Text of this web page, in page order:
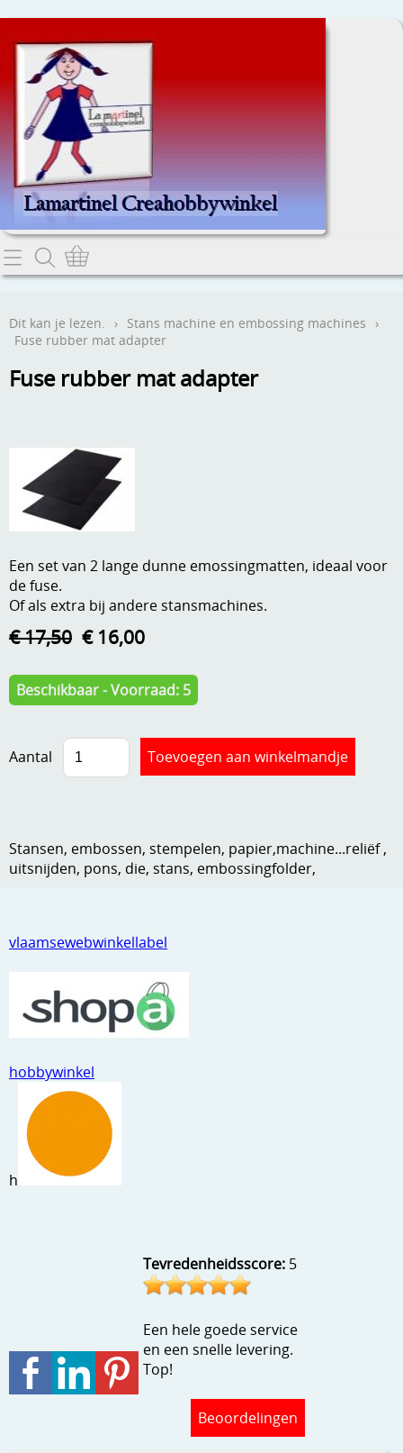
Home
Contact
Webwinkel
Aanbiedingen
Andere
Dies om te stansen
DVD-CD
Embossen
Handige extra's
Hout , MDF, kartonmateriaal, steen
Knipvellen
Merken
Papier en karton
Ribbelaar
Snijmaterialen
Speciaal papier
Template, mask, stencils, grids
Wat nog, een creatief kijkje
Verzend - en verpakkingsk
Mijn account
Info
Anders creatief
vlaamsewebwinkellabel
hobbywinkel
h
Tevredenheidsscore: 5
Een hele goede service
en een snelle levering.
Top!
Beoordelingen
Dit kan je lezen. › Stans machine en embossing machines
›
Fuse rubber mat adapter
Fuse rubber mat adapter
Een set van 2 lange dunne emossingmatten, ideaal voor
de fuse.
Of als extra bij andere stansmachines.
€ 17,50 € 16,00
Beschikbaar - Voorraad: 5
Aantal
Stansen, embossen, stempelen, papier,machine...reliëf ,
uitsnijden, pons, die, stans, embossingfolder,